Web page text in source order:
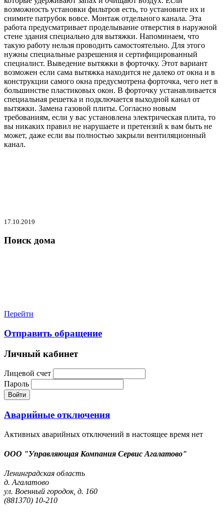
возможность установки фильтров есть, то установите их и
снимите патрубок вовсе. Монтаж отдельного канала. Эта
работа предусматривает проделывание отверстия в наружной
стене здания специально для вытяжки. Напоминаем, что
такую работу нельзя проводить самостоятельно. Для этого
нужны специальные разрешения и сертифицированный
специалист. Выведение вытяжки в форточку. Этот вариант
возможен если сама вытяжка находится не далеко от окна и в
конструкции самого окна предусмотрена форточка, чего нет в
большинстве пластиковых окон. В форточку устанавливается
специальная решетка и подключается выходной канал от
вытяжки. Замена газовой плиты. Согласно новым
требованиям, если у вас установлена электрическая плита, то
вы никаких правил не нарушаете и претензий к вам быть не
может, даже если вы полностью закрыли вентиляционный
канал.
17.10.2019
Поиск дома
Перейти
Отправить обращение
Личный кабинет
Лицевой счет
Пароль
Войти
Аварийные отключения
Активных аварийных отключений в настоящее время нет
ООО "Управляющая Компания Сервис Агалатово"
Ленинградская область
д. Агалатово
ул. Военный городок, д. 160
(881370) 10-210